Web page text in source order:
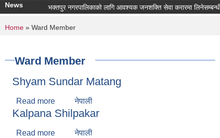
News भक्तपुर नगरपालिकाको लागि आवश्यक जनशक्ति सेवा करारमा लिनेसम्बन्धी
You are here
Home » Ward Member
Ward Member
Shyam Sundar Matang
Read more about Shyam Sundar Matang
नेपाली
Kalpana Shilpakar
Read more about Kalpana Shilpakar
नेपाली